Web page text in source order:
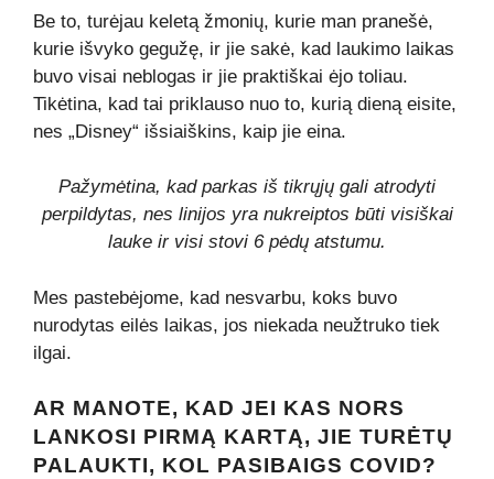
Be to, turėjau keletą žmonių, kurie man pranešė,
kurie išvyko gegužę, ir jie sakė, kad laukimo laikas
buvo visai neblogas ir jie praktiškai ėjo toliau.
Tikėtina, kad tai priklauso nuo to, kurią dieną eisite,
nes „Disney“ išsiaiškins, kaip jie eina.
Pažymėtina, kad parkas iš tikrųjų gali atrodyti
perpildytas, nes linijos yra nukreiptos būti visiškai
lauke ir visi stovi 6 pėdų atstumu.
Mes pastebėjome, kad nesvarbu, koks buvo
nurodytas eilės laikas, jos niekada neužtruko tiek
ilgai.
AR MANOTE, KAD JEI KAS NORS
LANKOSI PIRMĄ KARTĄ, JIE TURĖTŲ
PALAUKTI, KOL PASIBAIGS COVID?